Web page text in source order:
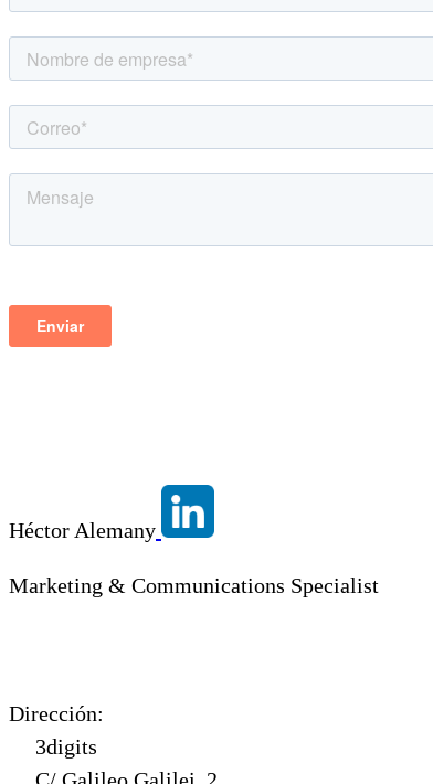
Héctor Alemany
Marketing & Communications Specialist
Dirección:
3digits